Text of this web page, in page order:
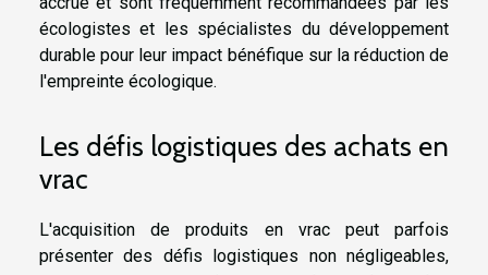
écologistes et les spécialistes du développement
durable pour leur impact bénéfique sur la réduction de
l'empreinte écologique.
Les défis logistiques des achats en
vrac
L'acquisition de produits en vrac peut parfois
présenter des défis logistiques non négligeables,